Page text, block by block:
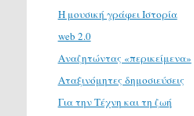
H μουσική γράφει Ιστορία
web 2.0
Αναζητώντας «περικείμενα»
Αταξινόμητες δημοσιεύσεις
Για την Τέχνη και τη ζωή